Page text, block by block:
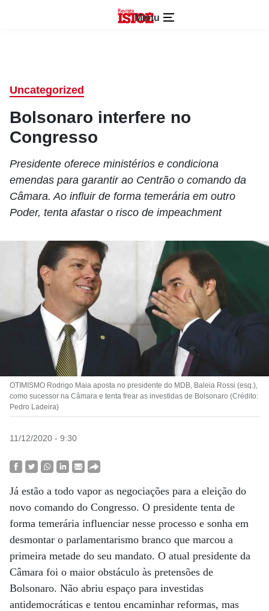
Menu
Uncategorized
Bolsonaro interfere no
Congresso
Presidente oferece ministérios e condiciona
emendas para garantir ao Centrão o comando da
Câmara. Ao influir de forma temerária em outro
Poder, tenta afastar o risco de impeachment
OTIMISMO Rodrigo Maia aposta no presidente do MDB, Baleia Rossi (esq.),
como sucessor na Câmara e tenta frear as investidas de Bolsonaro (Crédito:
Pedro Ladeira)
11/12/2020 - 9:30
Já estão a todo vapor as negociações para a eleição do
novo comando do Congresso. O presidente tenta de
forma temerária influenciar nesse processo e sonha em
desmontar o parlamentarismo branco que marcou a
primeira metade do seu mandato. O atual presidente da
Câmara foi o maior obstáculo às pretensões de
Bolsonaro. Não abriu espaço para investidas
antidemocráticas e tentou encaminhar reformas, mas